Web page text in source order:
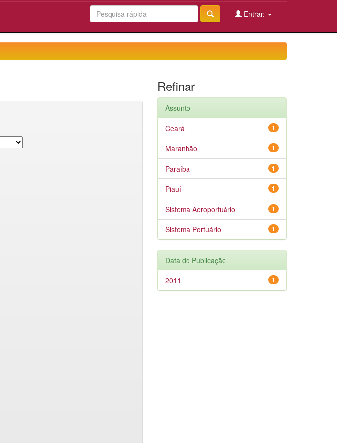
Entrar:
Refinar
Assunto
1
Ceará
1
Maranhão
1
Paraíba
1
Piauí
1
Sistema Aeroportuário
1
Sistema Portuário
Data de Publicação
1
2011